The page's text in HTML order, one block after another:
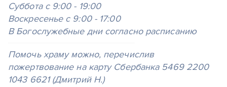
Суббота с 9:00 - 19:00
Воскресенье с 9:00 - 17:00
В Богослужебные дни согласно расписанию
Помочь храму можно, перечислив
пожертвование на карту Сбербанка 5469 2200
1043 6621 (Дмитрий Н.)